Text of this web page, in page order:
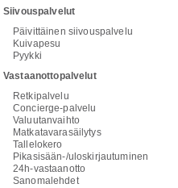
Siivouspalvelut
Päivittäinen siivouspalvelu
Kuivapesu
Pyykki
Vastaanottopalvelut
Retkipalvelu
Concierge-palvelu
Valuutanvaihto
Matkatavarasäilytys
Tallelokero
Pikasisään-/uloskirjautuminen
24h-vastaanotto
Sanomalehdet